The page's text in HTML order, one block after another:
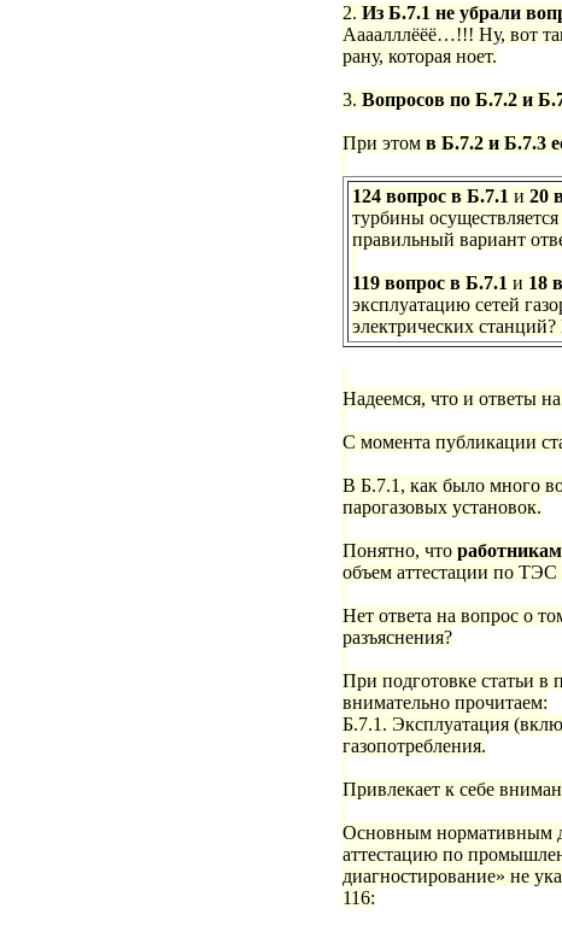
2. Из Б.7.1 не убрали
Аааалллёёё…!!! Ну, вот
рану, которая ноет.
3. Вопросов по Б.7.2 и
При этом в Б.7.2 и Б.7.3
124 вопрос в Б.7.1 и 20
турбины
правильный вариант
119 вопрос в Б.7.1 и 18
эксплуатацию сетей
электрических
Надеемся, что и ответы
С момента публикации
В Б.7.1, как было много
парогазовых установок.
Понятно, что
объем аттестации по
Нет ответа на вопрос о
разъяснения?
При подготовке статьи в
внимательно прочитаем:
Б.7.1. Эксплуатация
газопотребления.
Привлекает к себе
Основным нормативным
аттестацию по
диагностирование» не
116: